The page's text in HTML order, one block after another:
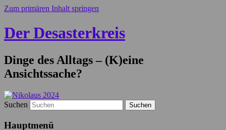
Zum primären Inhalt springen
Der Desasterkreis
Dinge des Alltags – (K)eine
Ansichtssache?
Suchen
Hauptmenü